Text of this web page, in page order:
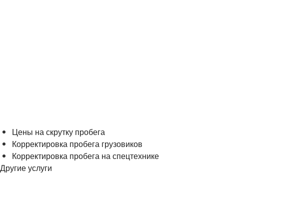
Цены на скрутку пробега
Корректировка пробега грузовиков
Корректировка пробега на спецтехнике
Другие услуги